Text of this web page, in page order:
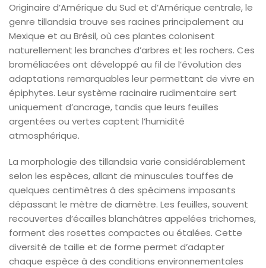
Originaire d’Amérique du Sud et d’Amérique centrale, le
genre tillandsia trouve ses racines principalement au
Mexique et au Brésil, où ces plantes colonisent
naturellement les branches d’arbres et les rochers. Ces
broméliacées ont développé au fil de l’évolution des
adaptations remarquables leur permettant de vivre en
épiphytes. Leur système racinaire rudimentaire sert
uniquement d’ancrage, tandis que leurs feuilles
argentées ou vertes captent l’humidité
atmosphérique.
La morphologie des tillandsia varie considérablement
selon les espèces, allant de minuscules touffes de
quelques centimètres à des spécimens imposants
dépassant le mètre de diamètre. Les feuilles, souvent
recouvertes d’écailles blanchâtres appelées trichomes,
forment des rosettes compactes ou étalées. Cette
diversité de taille et de forme permet d’adapter
chaque espèce à des conditions environnementales